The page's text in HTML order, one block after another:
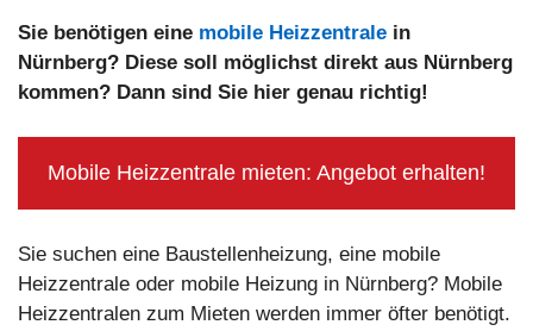
Sie benötigen eine mobile Heizzentrale in
Nürnberg? Diese soll möglichst direkt aus Nürnberg
kommen? Dann sind Sie hier genau richtig!
Mobile Heizzentrale mieten: Angebot erhalten!
Sie suchen eine Baustellenheizung, eine mobile
Heizzentrale oder mobile Heizung in Nürnberg? Mobile
Heizzentralen zum Mieten werden immer öfter benötigt.